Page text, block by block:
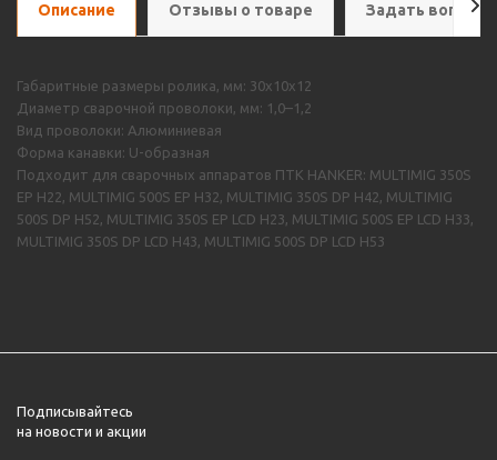
Описание Отзывы о товаре Задать вопрос
Габаритные размеры ролика, мм: 30х10х12
Диаметр сварочной проволоки, мм: 1,0–1,2
Вид проволоки: Алюминиевая
Форма канавки: U-образная
Подходит для сварочных аппаратов ПТК HANKER: MULTIMIG 350S
EP H22, MULTIMIG 500S EP H32, MULTIMIG 350S DP H42, MULTIMIG
500S DP H52, MULTIMIG 350S EP LCD H23, MULTIMIG 500S EP LCD H33,
MULTIMIG 350S DP LCD H43, MULTIMIG 500S DP LCD H53
Подписывайтесь
на новости и акции